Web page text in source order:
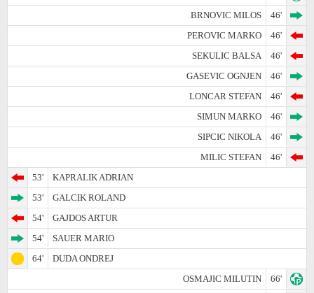
BRNOVIC MILOS
46'
PEROVIC MARKO
46'
SEKULIC BALSA
46'
GASEVIC OGNJEN
46'
LONCAR STEFAN
46'
SIMUN MARKO
46'
SIPCIC NIKOLA
46'
MILIC STEFAN
46'
53'
KAPRALIK ADRIAN
53'
GALCIK ROLAND
54'
GAJDOS ARTUR
54'
SAUER MARIO
64'
DUDA ONDREJ
OSMAJIC MILUTIN
66'